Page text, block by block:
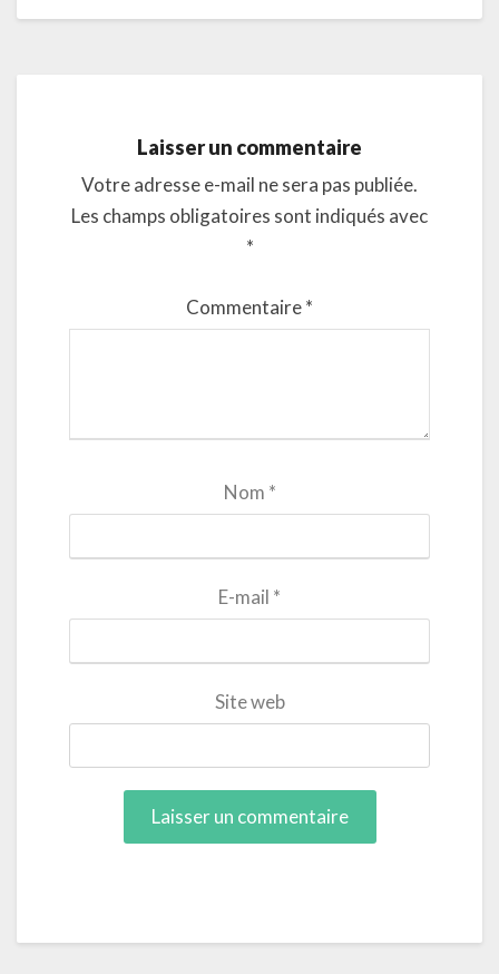
Laisser un commentaire
Votre adresse e-mail ne sera pas publiée.
Les champs obligatoires sont indiqués avec
*
Commentaire*
Nom *
E-mail *
Site web